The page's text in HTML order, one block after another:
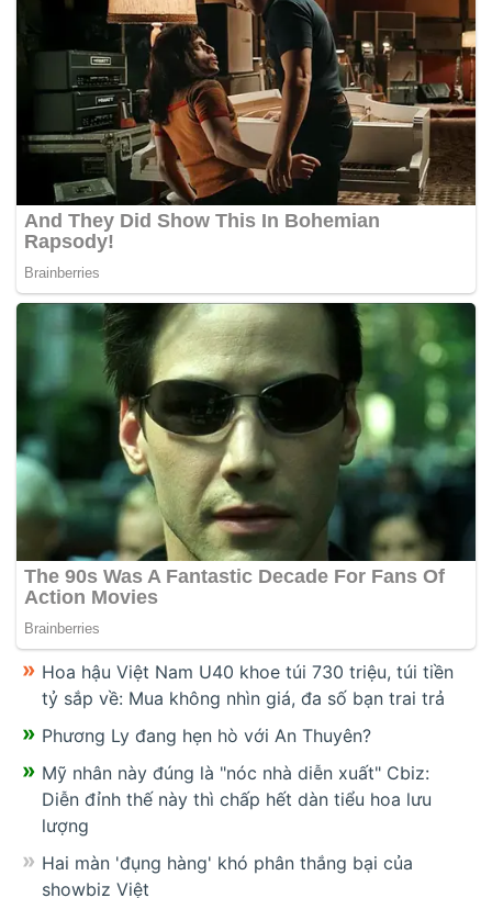
Hoa hậu Việt Nam U40 khoe túi 730 triệu, túi tiền
tỷ sắp về: Mua không nhìn giá, đa số bạn trai trả
Phương Ly đang hẹn hò với An Thuyên?
Mỹ nhân này đúng là "nóc nhà diễn xuất" Cbiz:
Diễn đỉnh thế này thì chấp hết dàn tiểu hoa lưu
lượng
Hai màn 'đụng hàng' khó phân thắng bại của
showbiz Việt